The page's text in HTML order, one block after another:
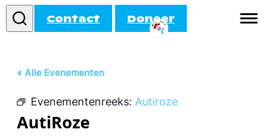
Contact Doneer
Activiteiten
« Alle Evenementen
Evenementenreeks: Autiroze
AutiRoze